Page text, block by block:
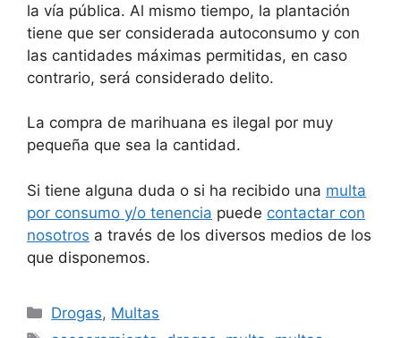
la vía pública. Al mismo tiempo, la plantación
tiene que ser considerada autoconsumo y con
las cantidades máximas permitidas, en caso
contrario, será considerado delito.
La compra de marihuana es ilegal por muy
pequeña que sea la cantidad.
Si tiene alguna duda o si ha recibido una multa
por consumo y/o tenencia puede contactar con
nosotros a través de los diversos medios de los
que disponemos.
Categorías
Drogas, Multas